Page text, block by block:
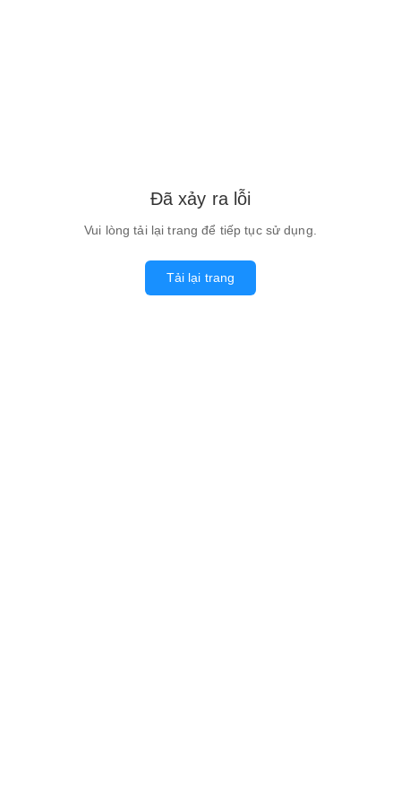
Đã xảy ra lỗi
Vui lòng tải lại trang để tiếp tục sử dụng.
Tải lại trang